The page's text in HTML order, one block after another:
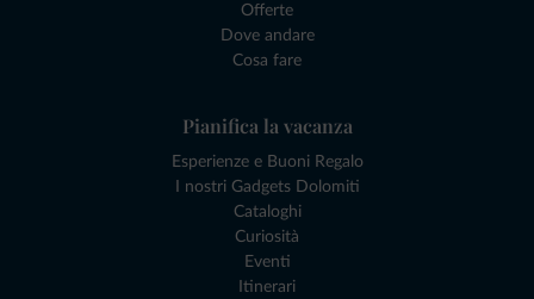
Offerte
Dove andare
Cosa fare
Pianifica la vacanza
Esperienze e Buoni Regalo
I nostri Gadgets Dolomiti
Cataloghi
Curiosità
Eventi
Itinerari